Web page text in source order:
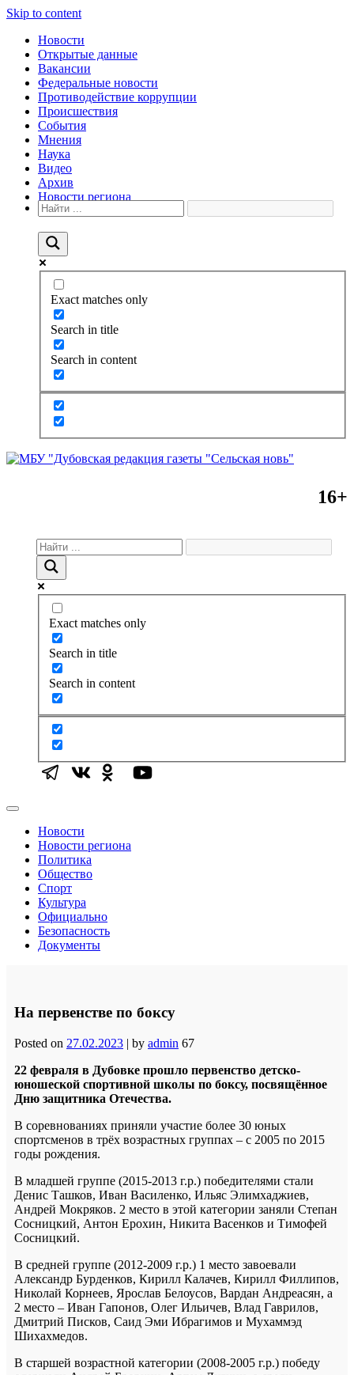
Skip to content
Новости
Открытые данные
Вакансии
Федеральные новости
Противодействие коррупции
Происшествия
События
Мнения
Наука
Видео
Архив
Новости региона
Exact matches only
Search in title
Search in content
16+
Exact matches only
Search in title
Search in content
Новости
Новости региона
Политика
Общество
Спорт
Культура
Официально
Безопасность
Документы
На первенстве по боксу
Posted on 27.02.2023 | by admin 67
22 февраля в Дубовке прошло первенство детско-
юношеской спортивной школы по боксу, посвящённое
Дню защитника Отечества.
В соревнованиях приняли участие более 30 юных
спортсменов в трёх возрастных группах – с 2005 по 2015
годы рождения.
В младшей группе (2015-2013 г.р.) победителями стали
Денис Ташков, Иван Василенко, Ильяс Элимхаджиев,
Андрей Мокряков. 2 место в этой категории заняли Степан
Сосницкий, Антон Ерохин, Никита Васенков и Тимофей
Сосницкий.
В средней группе (2012-2009 г.р.) 1 место завоевали
Александр Бурденков, Кирилл Калачев, Кирилл Филлипов,
Николай Корнеев, Ярослав Белоусов, Вардан Андреасян, а
2 место – Иван Гапонов, Олег Ильичев, Влад Гаврилов,
Дмитрий Писков, Саид Эми Ибрагимов и Мухаммэд
Шихахмедов.
В старшей возрастной категории (2008-2005 г.р.) победу